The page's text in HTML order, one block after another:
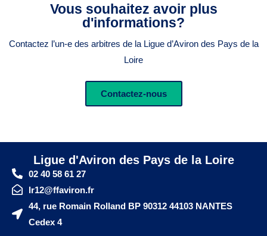
Vous souhaitez avoir plus
d'informations?
Contactez l’un-e des arbitres de la Ligue d’Aviron des Pays de la
Loire
Contactez-nous
Ligue d'Aviron des Pays de la Loire
02 40 58 61 27
lr12@ffaviron.fr
44, rue Romain Rolland BP 90312 44103 NANTES
Cedex 4